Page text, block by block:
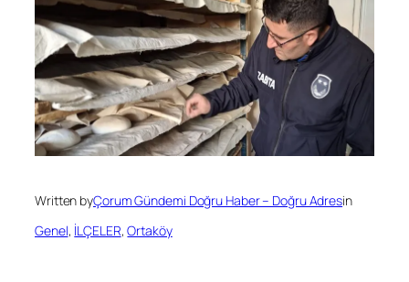
Written byÇorum Gündemi Doğru Haber – Doğru Adresin
Genel, İLÇELER, Ortaköy